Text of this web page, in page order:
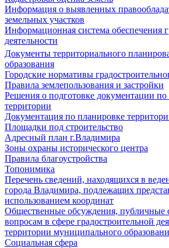
Информация о выявленных
земельных участков
Информационная система обеспечения
деятельности
Документы территориального
образования
Городские нормативы
Правила землепользования и застройки
Решения о подготовке документации по
территории
Документация по планировке
Площадки под строительство
Адресный план г.Владимира
Зоны охраны исторического центра
Правила благоустройства
Топонимика
Перечень сведений, находящихся в
города Владимира, подлежащих
использованием координат
Общественные обсуждения, публичные
вопросам в сфере градостроительной
территории муниципального
Социальная сфера